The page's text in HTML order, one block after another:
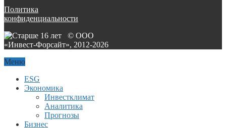
Политика
конфиденциальности
© ООО
«Инвест-Форсайт», 2012-2026
Меню
ESG
Экономика
Инвестклимат
Аналитика
Прогнозы
Бизнес